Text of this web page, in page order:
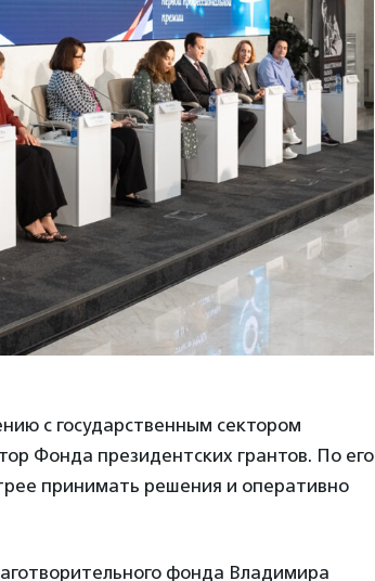
с государственным сектором
Фонда президентских грантов. По его
принимать решения и оперативно
фонда Владимира